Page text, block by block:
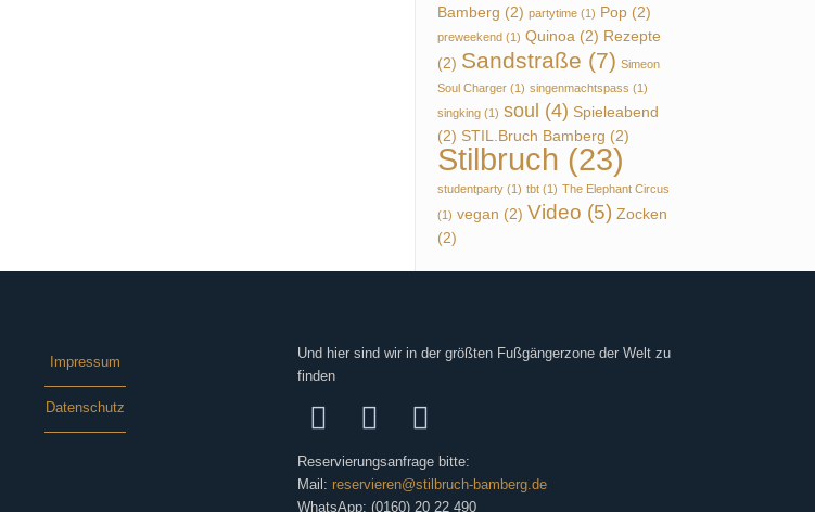
Bamberg (2) partytime(1) Pop(2)
preweekend(1) Quinoa(2) Rezepte
(2) Sandstraße (7) Simeon
Soul Charger(1) singenmachtspass (1)
singking(1) soul (4) Spieleabend
(2) STIL.Bruch Bamberg (2)
Stilbruch (23)
studentparty(1) tbt(1) The Elephant Circus
(1) vegan (2) Video (5) Zocken
(2)
Impressum
Datenschutz
Und hier sind wir in der größten Fußgängerzone der Welt zu
finden
Reservierungsanfrage bitte:
Mail: reservieren@stilbruch-bamberg.de
WhatsApp: (0160) 20 22 490